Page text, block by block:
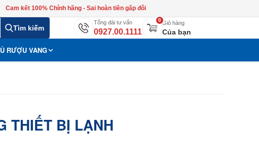
Cam kết 100% Chính hãng - Sai hoàn tiền gấp đôi
Tìm kiếm
Tổng đài tư vấn
0927.00.1111
0Giỏ hàng
Của bạn
RƯỢU VANG
THIẾT BỊ LẠNH